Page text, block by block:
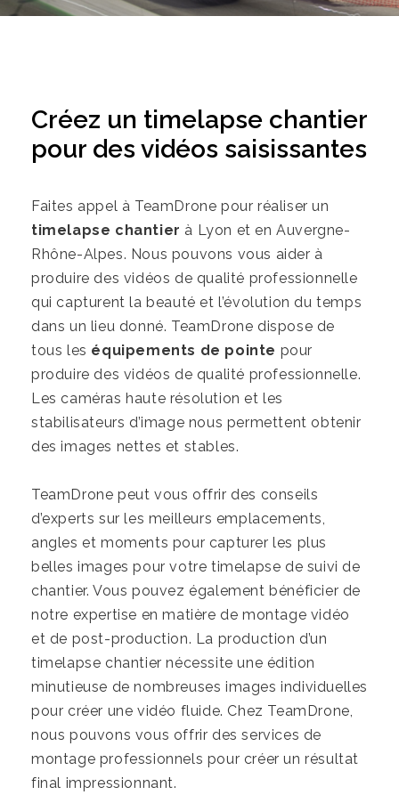
Créez un timelapse chantier
pour des vidéos saisissantes
Faites appel à TeamDrone pour réaliser un
timelapse chantier à Lyon et en Auvergne-
Rhône-Alpes. Nous pouvons vous aider à
produire des vidéos de qualité professionnelle
qui capturent la beauté et l’évolution du temps
dans un lieu donné. TeamDrone dispose de
tous les équipements de pointe pour
produire des vidéos de qualité professionnelle.
Les caméras haute résolution et les
stabilisateurs d’image nous permettent obtenir
des images nettes et stables.
TeamDrone peut vous offrir des conseils
d’experts sur les meilleurs emplacements,
angles et moments pour capturer les plus
belles images pour votre timelapse de suivi de
chantier. Vous pouvez également bénéficier de
notre expertise en matière de montage vidéo
et de post-production. La production d’un
timelapse chantier nécessite une édition
minutieuse de nombreuses images individuelles
pour créer une vidéo fluide. Chez TeamDrone,
nous pouvons vous offrir des services de
montage professionnels pour créer un résultat
final impressionnant.